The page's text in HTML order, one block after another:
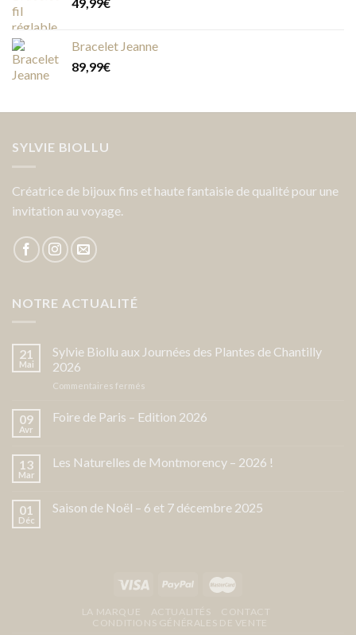
Bracelet Jeanne
89,99€
SYLVIE BIOLLU
Créatrice de bijoux fins et haute fantaisie de qualité pour une
invitation au voyage.
NOTRE ACTUALITÉ
21
Mai
Sylvie Biollu aux Journées des Plantes de Chantilly
2026
Commentaires fermés
Biollu
Plantes
2026
09
Avr
Foire de Paris – Edition 2026
13
Mar
Les Naturelles de Montmorency – 2026 !
01
Déc
Saison de Noël – 6 et 7 décembre 2025
LA MARQUE ACTUALITÉS
CONTACT
CONDITIONS GÉNÉRALES DE VENTE